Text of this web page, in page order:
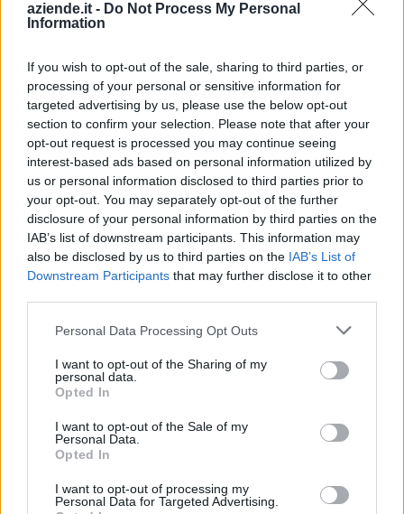
aziende.it - Do Not Process My Personal
Information
If you wish to opt-out of the sale, sharing to third parties, or
processing of your personal or sensitive information for
targeted advertising by us, please use the below opt-out
section to confirm your selection. Please note that after your
opt-out request is processed you may continue seeing
interest-based ads based on personal information utilized by
us or personal information disclosed to third parties prior to
your opt-out. You may separately opt-out of the further
disclosure of your personal information by third parties on the
IAB’s list of downstream participants. This information may
also be disclosed by us to third parties on the IAB’s List of
Downstream Participants that may further disclose it to other
Personal Data Processing Opt Outs
I want to opt-out of the Sharing of my
personal data.
Opted In
I want to opt-out of the Sale of my
Personal Data.
Opted In
I want to opt-out of processing my
Personal Data for Targeted Advertising.
2025-03-13
8.055 euro
B5985384C4
2024-12-31
5.280 euro
B4E08581BE
2024-12-19
8.922 euro
Fonte: ANAC – Banca Dati Nazionale Contratti Pubblici(Open Data,
licenza CC BY-SA 4.0). Ogni CIG e' verificabile sul portale ANAC.
Pelizza S.r.l. risulta beneficiaria di 5 aiuti o contributi
pubblici per un totale di 118.459 euro (2020–2025).
2025-01-30
Voucher digitalizzazione 2024
INDUSTRIA ARTIGIANATO AGRICOLTURA DEL